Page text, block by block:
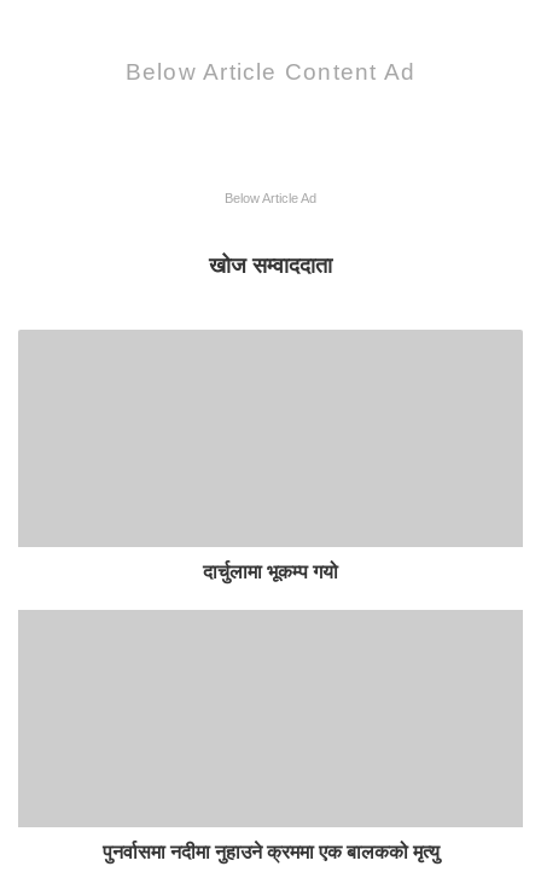
Below Article Content Ad
Below Article Ad
खोज सम्वाददाता
दार्चुलामा भूकम्प गयो
पुनर्वासमा नदीमा नुहाउने क्रममा एक बालकको मृत्यु